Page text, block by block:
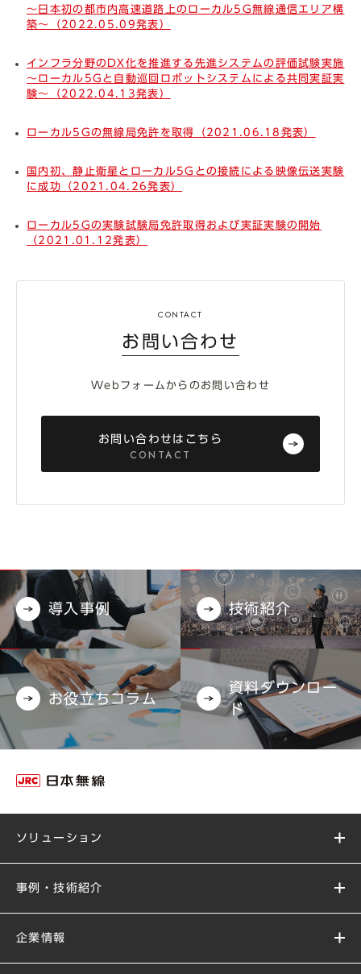
～日本初の都市内高速道路上のローカル5G無線通信エリア構
築～（2022.05.09発表）
インフラ分野のDX化を推進する先進システムの評価試験実施
～ローカル5Gと自動巡回ロボットシステムによる共同実証実
験～（2022.04.13発表）
ローカル5Gの無線局免許を取得（2021.06.18発表）
国内初、静止衛星とローカル5Gとの接続による映像伝送実験
に成功（2021.04.26発表）
ローカル5Gの実験試験局免許取得および実証実験の開始
（2021.01.12発表）
お問い合わせ
Webフォームからのお問い合わせ
お問い合わせはこちら
CONTACT
導入事例 技術紹介
お役立ちコラム
資料ダウンロー
ド
ソリューション
事例・技術紹介
企業情報